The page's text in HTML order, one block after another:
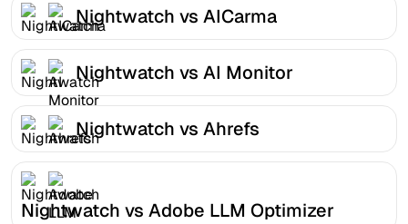
Nightwatch vs AICarma
Nightwatch vs AI Monitor
Nightwatch vs Ahrefs
Nightwatch vs Adobe LLM Optimizer